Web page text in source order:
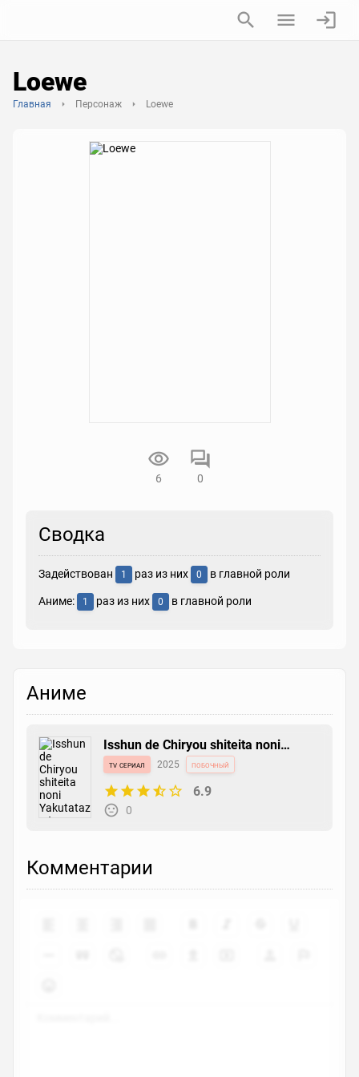
Loewe
Главная Персонаж Loewe
6 0
Сводка
Задействован 1 раз из них 0 в главной роли
Аниме: 1 раз из них 0 в главной роли
Аниме
Isshun de Chiryou shiteita noni
Yakutatazu to Tsuihou sareta Tensai
Chiyushi, Yami Healer toshite
Tanoshiku Ikiru
tv сериал 2025 побочный
6.9
0
Комментарии